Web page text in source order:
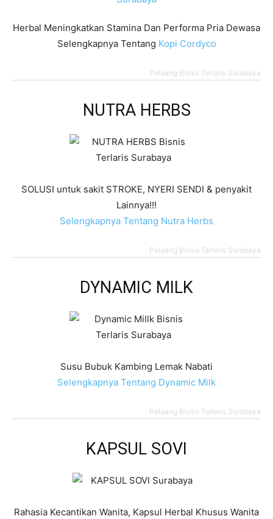
Herbal Meningkatkan Stamina Dan Performa Pria Dewasa
Selengkapnya Tentang Kopi Cordyco
Peluang Bisnis Terlaris Surabaya
NUTRA HERBS
SOLUSI untuk sakit STROKE, NYERI SENDI & penyakit
Lainnya!!!
Selengkapnya Tentang Nutra Herbs
Peluang Bisnis Terlaris Surabaya
DYNAMIC MILK
Susu Bubuk Kambing Lemak Nabati
Selengkapnya Tentang Dynamic Milk
Peluang Bisnis Terlaris Surabaya
KAPSUL SOVI
Rahasia Kecantikan Wanita, Kapsul Herbal Khusus Wanita